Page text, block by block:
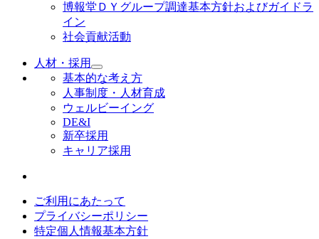
博報堂ＤＹグループ調達基本方針およびガイドラ
イン
社会貢献活動
人材・採用
基本的な考え方
人事制度・人材育成
ウェルビーイング
DE&I
新卒採用
キャリア採用
ご利用にあたって
プライバシーポリシー
特定個人情報基本方針